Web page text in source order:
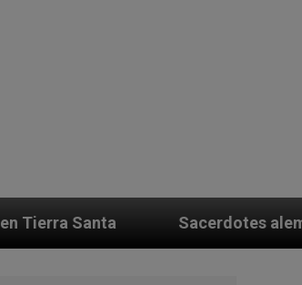
Sacerdotes alemanes fieles al Papa